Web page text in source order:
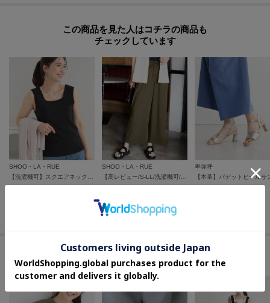
面ファスナーで細かく調整できるので、自分の足に合わせやすいのもポイント
です。ややゆとりのあるサイズ感で、締め付け感なく履けました。
*…*…*…*…*…*…*…*…*…*…*…*…*…*…
◆Iさん
【足幅：ふつう / 内反小趾気味】
【普段のサイズ：22cm】
【着用サイズ：22/着用状況：素足/サイズ感：ちょうど良い】
ベルトで足幅の細かな調整ができるためフィット感を作りやすい仕様です。ク
ッション性も高く歩行時の負担が少なく、長時間でも快適に履けます。最初
*…*…*…*…*…*…*…*…*…*…*…*…*…*…
≪スムース,ガラス≫シューキーパーなどで履きしわを伸ばし、しわの間の汚れ
を取りやすくします。靴用ブラシ（毛先が柔らかい天然毛のブラシが便利で
ーで汚れを落とします。クリームは全体へ伸ばし、余分なクリーナーが残らな
この商品を見た人はコチラの商品も
チェックしています
SHOO・LA・RUE
¥1,989
SHOO・LA・RUE
¥3,989
卑弥呼
¥17,325
セールアイテムからのおすすめ